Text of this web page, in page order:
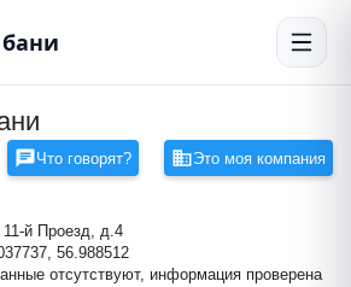
Что говорят? Это моя компания
й Проезд, д.4
56.988512
отсутствуют, информация проверена